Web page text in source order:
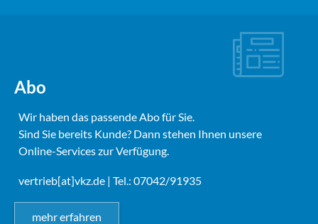
Abo
Wir haben das passende Abo für Sie.
Sind Sie bereits Kunde? Dann stehen Ihnen unsere
Online-Services zur Verfügung.
vertrieb[at]vkz.de | Tel.: 07042/91935
mehr erfahren